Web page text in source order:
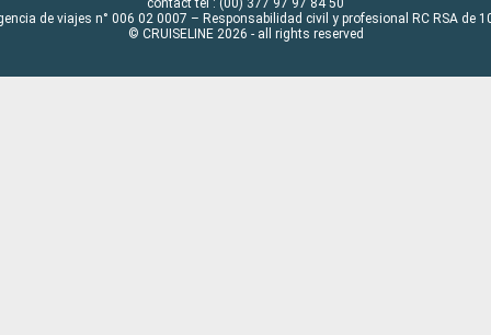
contact tel : (00) 377 97 97 84 50
de viajes n° 006 02 0007 – Responsabilidad civil y profesional RC RSA de
© CRUISELINE 2026 - all rights reserved